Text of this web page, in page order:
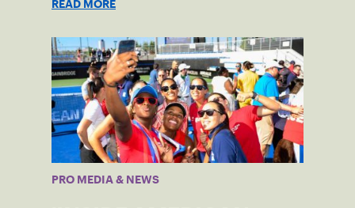
READ MORE
PRO MEDIA & NEWS